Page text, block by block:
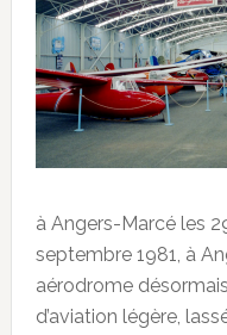
à Angers-Marcé les
septembre 1981, à
aérodrome
d’aviation légère,